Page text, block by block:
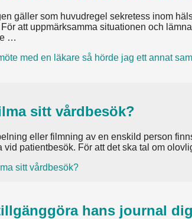
gäller som huvudregel sekretess inom
att uppmärksamma situationen och
…
med en läkare så hörde jag ett annat
sitt vårdbesök?
eller filmning av en enskild person
patientbesök. För att det ska tal om
sitt vårdbesök?
hans journal